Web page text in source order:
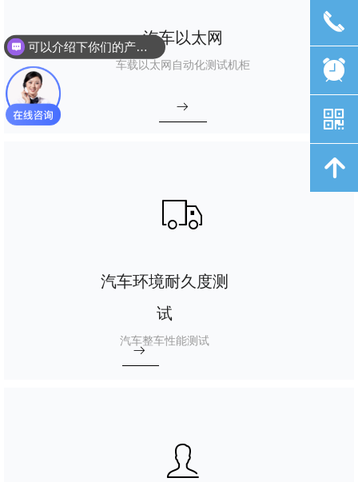
汽车以太网
车载以太网自动化测试机柜
ꁹ
汽车环境耐久度测
试
汽车整车性能测试
ꁹ
ꄉ
ꄑ
끅
뀥
낃
녕
你们是怎么收费的呢？